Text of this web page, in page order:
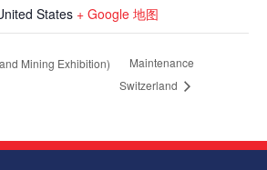
States + Google 地图
Mining Exhibition)
Maintenance
Switzerland